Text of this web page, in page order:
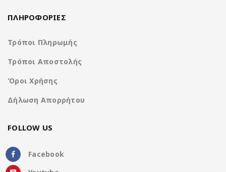
ΠΛΗΡΟΦΟΡΙΕΣ
Τρόποι Πληρωμής
Τρόποι Αποστολής
Όροι Χρήσης
Δήλωση Απορρήτου
FOLLOW US
Facebook